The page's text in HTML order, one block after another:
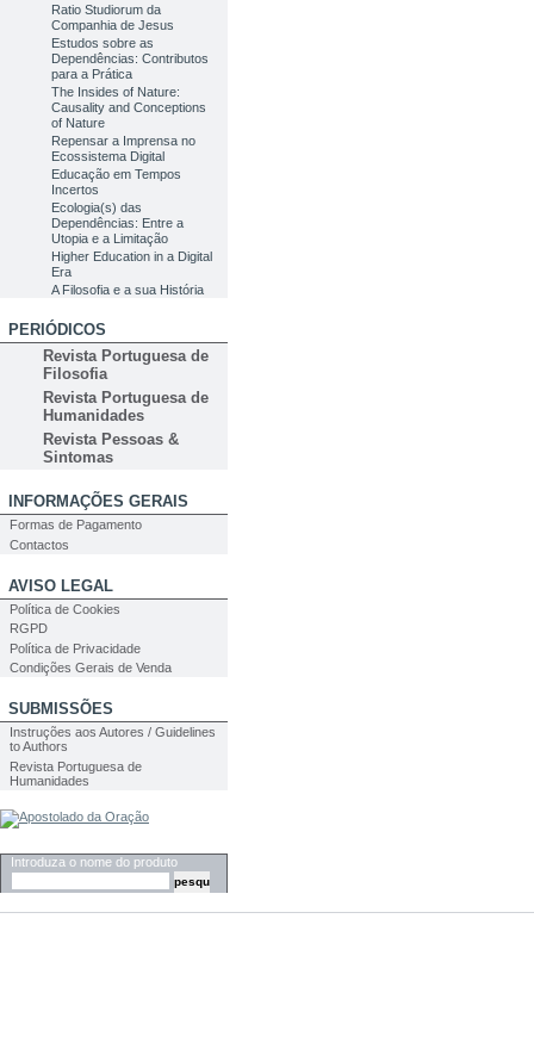
Ratio Studiorum da
Companhia de Jesus
Estudos sobre as
Dependências: Contributos
para a Prática
The Insides of Nature:
Causality and Conceptions
of Nature
Repensar a Imprensa no
Ecossistema Digital
Educação em Tempos
Incertos
Ecologia(s) das
Dependências: Entre a
Utopia e a Limitação
Higher Education in a Digital
Era
A Filosofia e a sua História
PERIÓDICOS
Revista Portuguesa de
Filosofia
Revista Portuguesa de
Humanidades
Revista Pessoas &
Sintomas
INFORMAÇÕES GERAIS
Formas de Pagamento
Contactos
AVISO LEGAL
Política de Cookies
RGPD
Política de Privacidade
Condições Gerais de Venda
SUBMISSÕES
Instruções aos Autores / Guidelines
to Authors
Revista Portuguesa de
Humanidades
Introduza o nome do produto